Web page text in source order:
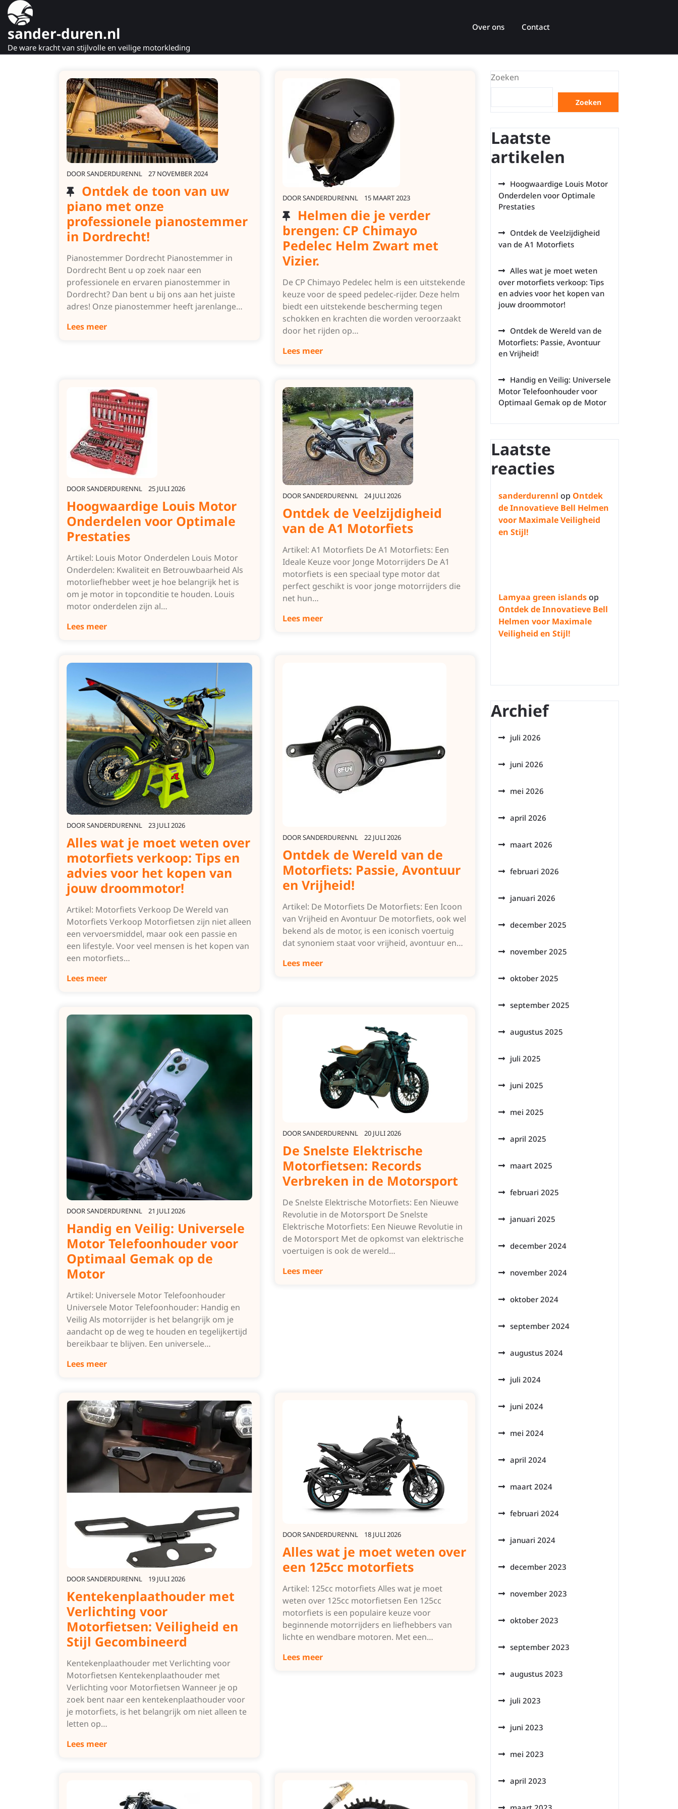
Naar
de
inhoud
gaansander-duren.nl
De ware kracht van stijlvolle en veilige motorkleding
Over ons Contact
DOORSANDERDURENNL 27 NOVEMBER 2024
Ontdek de toon van uw
piano met onze
professionele pianostemmer
in Dordrecht!
Pianostemmer Dordrecht Pianostemmer in
Dordrecht Bent u op zoek naar een
professionele en ervaren pianostemmer in
Dordrecht? Dan bent u bij ons aan het juiste
adres! Onze pianostemmer heeft jarenlange…
Lees meer
DOORSANDERDURENNL 15 MAART 2023
Helmen die je verder
brengen: CP Chimayo
Pedelec Helm Zwart met
Vizier.
De CP Chimayo Pedelec helm is een uitstekende
keuze voor de speed pedelec-rijder. Deze helm
biedt een uitstekende bescherming tegen
schokken en krachten die worden veroorzaakt
door het rijden op…
Lees meer
DOORSANDERDURENNL 25 JULI 2026
Hoogwaardige Louis Motor
Onderdelen voor Optimale
Prestaties
Artikel: Louis Motor Onderdelen Louis Motor
Onderdelen: Kwaliteit en Betrouwbaarheid Als
motorliefhebber weet je hoe belangrijk het is
om je motor in topconditie te houden. Louis
motor onderdelen zijn al…
Lees meer
DOORSANDERDURENNL 24 JULI 2026
Ontdek de Veelzijdigheid
van de A1 Motorfiets
Artikel: A1 Motorfiets De A1 Motorfiets: Een
Ideale Keuze voor Jonge Motorrijders De A1
motorfiets is een speciaal type motor dat
perfect geschikt is voor jonge motorrijders die
net hun…
Lees meer
DOORSANDERDURENNL 23 JULI 2026
Alles wat je moet weten over
motorfiets verkoop: Tips en
advies voor het kopen van
jouw droommotor!
Artikel: Motorfiets Verkoop De Wereld van
Motorfiets Verkoop Motorfietsen zijn niet alleen
een vervoersmiddel, maar ook een passie en
een lifestyle. Voor veel mensen is het kopen van
een motorfiets…
Lees meer
DOORSANDERDURENNL 22 JULI 2026
Ontdek de Wereld van de
Motorfiets: Passie, Avontuur
en Vrijheid!
Artikel: De Motorfiets De Motorfiets: Een Icoon
van Vrijheid en Avontuur De motorfiets, ook wel
bekend als de motor, is een iconisch voertuig
dat synoniem staat voor vrijheid, avontuur en…
Lees meer
DOORSANDERDURENNL 21 JULI 2026
Handig en Veilig: Universele
Motor Telefoonhouder voor
Optimaal Gemak op de
Motor
Artikel: Universele Motor Telefoonhouder
Universele Motor Telefoonhouder: Handig en
Veilig Als motorrijder is het belangrijk om je
aandacht op de weg te houden en tegelijkertijd
bereikbaar te blijven. Een universele…
Lees meer
DOORSANDERDURENNL 20 JULI 2026
De Snelste Elektrische
Motorfietsen: Records
Verbreken in de Motorsport
De Snelste Elektrische Motorfiets: Een Nieuwe
Revolutie in de Motorsport De Snelste
Elektrische Motorfiets: Een Nieuwe Revolutie in
de Motorsport Met de opkomst van elektrische
voertuigen is ook de wereld…
Lees meer
DOORSANDERDURENNL 19 JULI 2026
Kentekenplaathouder met
Verlichting voor
Motorfietsen: Veiligheid en
Stijl Gecombineerd
Kentekenplaathouder met Verlichting voor
Motorfietsen Kentekenplaathouder met
Verlichting voor Motorfietsen Wanneer je op
zoek bent naar een kentekenplaathouder voor
je motorfiets, is het belangrijk om niet alleen te
letten op…
Lees meer
DOORSANDERDURENNL 18 JULI 2026
Alles wat je moet weten over
een 125cc motorfiets
Artikel: 125cc motorfiets Alles wat je moet
weten over 125cc motorfietsen Een 125cc
motorfiets is een populaire keuze voor
beginnende motorrijders en liefhebbers van
lichte en wendbare motoren. Met een…
Lees meer
Zoeken
Zoeken
Laatste
artikelen
Hoogwaardige Louis Motor
Onderdelen voor Optimale
Prestaties
Ontdek de Veelzijdigheid
van de A1 Motorfiets
Alles wat je moet weten
over motorfiets verkoop: Tips
en advies voor het kopen van
jouw droommotor!
Ontdek de Wereld van de
Motorfiets: Passie, Avontuur
en Vrijheid!
Handig en Veilig: Universele
Motor Telefoonhouder voor
Optimaal Gemak op de Motor
Laatste
reacties
sanderdurennl op Ontdek
de Innovatieve Bell Helmen
voor Maximale Veiligheid
en Stijl!
Lamyaa green islandsop
Ontdek de Innovatieve Bell
Helmen voor Maximale
Veiligheid en Stijl!
Archief
juli 2026
juni 2026
mei 2026
april 2026
maart 2026
februari 2026
januari 2026
december 2025
november 2025
oktober 2025
september 2025
augustus 2025
juli 2025
juni 2025
mei 2025
april 2025
maart 2025
februari 2025
januari 2025
december 2024
november 2024
oktober 2024
september 2024
augustus 2024
juli 2024
juni 2024
mei 2024
april 2024
maart 2024
februari 2024
januari 2024
december 2023
november 2023
oktober 2023
september 2023
augustus 2023
juli 2023
juni 2023
mei 2023
april 2023